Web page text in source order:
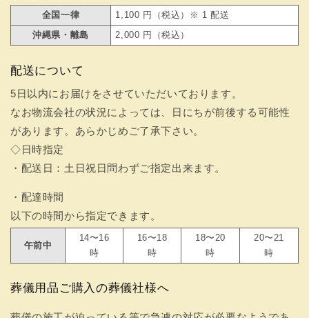
全国一律
1,100 円（税込）※ 1 配送
沖縄県・離島
2,000 円（税込）
配送について
5日以内にお届けをさせていただいております。
なお物流会社の状況によっては、日にちが前後する可能性
があります。あらかじめご了承下さい。
◇日時指定
・配送日：土日祝日問わずご指定出来ます。
・配達時間
以下の時間から指定できます。
午前中
14〜16
時
16〜18
時
18〜20
時
20〜21
時
葬儀用品ご購入の葬儀社様へ